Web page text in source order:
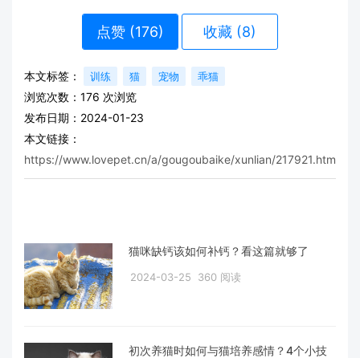
点赞 (176) 收藏 (8)
本文标签： 训练 猫 宠物 乖猫
浏览次数： 176 次浏览
发布日期：2024-01-23
本文链接：
https://www.lovepet.cn/a/gougoubaike/xunlian/217921.html
猫咪缺钙该如何补钙？看这篇就够了
2024-03-25 360 阅读
初次养猫时如何与猫培养感情？4个小技